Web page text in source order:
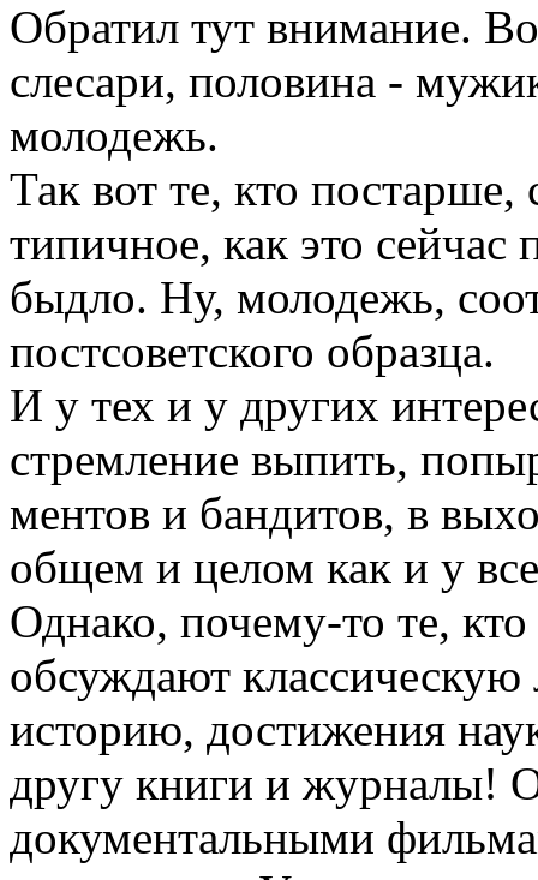
Обратил тут внимание.
слесари, половина -
молодежь.
Так вот те, кто постарше,
типичное, как это сейчас
быдло. Ну, молодежь,
постсоветского образца.
И у тех и у других
стремление выпить,
ментов и бандитов, в
общем и целом как и у
Однако, почему-то те,
обсуждают
историю, достижения
другу книги и журналы!
документальными